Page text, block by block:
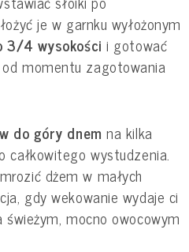
je w garnku wyłożonym
3/4 wysokości i gotować
momentu zagotowania
do góry dnem na kilka
wystudzenia.
dżem w małych
gdy wekowanie wydaje ci
mocno owocowym